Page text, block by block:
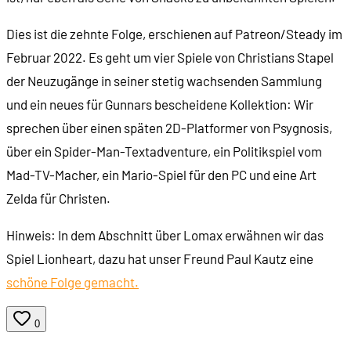
Mario Is Missing - Deluxe Edition (1993)
00:56:53 Mario Is Missing - SNES-Version
00:58:05
00:59:47 Mario Is Missing - Die beiligende Karte
Dies ist die zehnte Folge, erschienen auf Patreon/Steady im
Februar 2022. Es geht um vier Spiele von Christians Stapel
der Neuzugänge in seiner stetig wachsenden Sammlung
und ein neues für Gunnars bescheidene Kollektion: Wir
sprechen über einen späten 2D-Platformer von Psygnosis,
über ein Spider-Man-Textadventure, ein Politikspiel vom
Mad-TV-Macher, ein Mario-Spiel für den PC und eine Art
Zelda für Christen.
Hinweis: In dem Abschnitt über Lomax erwähnen wir das
Spiel Lionheart, dazu hat unser Freund Paul Kautz eine
schöne Folge gemacht.
0